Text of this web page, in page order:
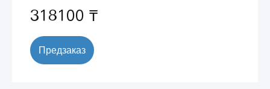
318100 ₸
Предзаказ